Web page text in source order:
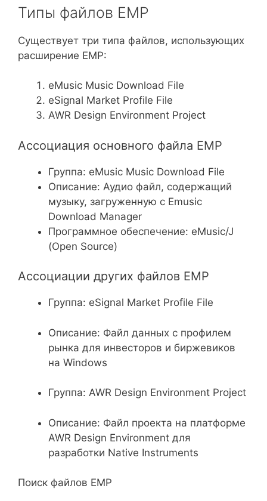
Типы файлов EMP
Существует три типа файлов, использующих
расширение EMP:
eMusic Music Download File
eSignal Market Profile File
AWR Design Environment Project
Ассоциация основного файла EMP
Группа: eMusic Music Download File
Описание: Аудио файл, содержащий
музыку, загруженную с Emusic
Download Manager
Программное обеспечение: eMusic/J
(Open Source)
Ассоциации других файлов EMP
Группа: eSignal Market Profile File
Описание: Файл данных с профилем
рынка для инвесторов и биржевиков
на Windows
Группа: AWR Design Environment Project
Описание: Файл проекта на платформе
AWR Design Environment для
разработки Native Instruments
Поиск файлов EMP